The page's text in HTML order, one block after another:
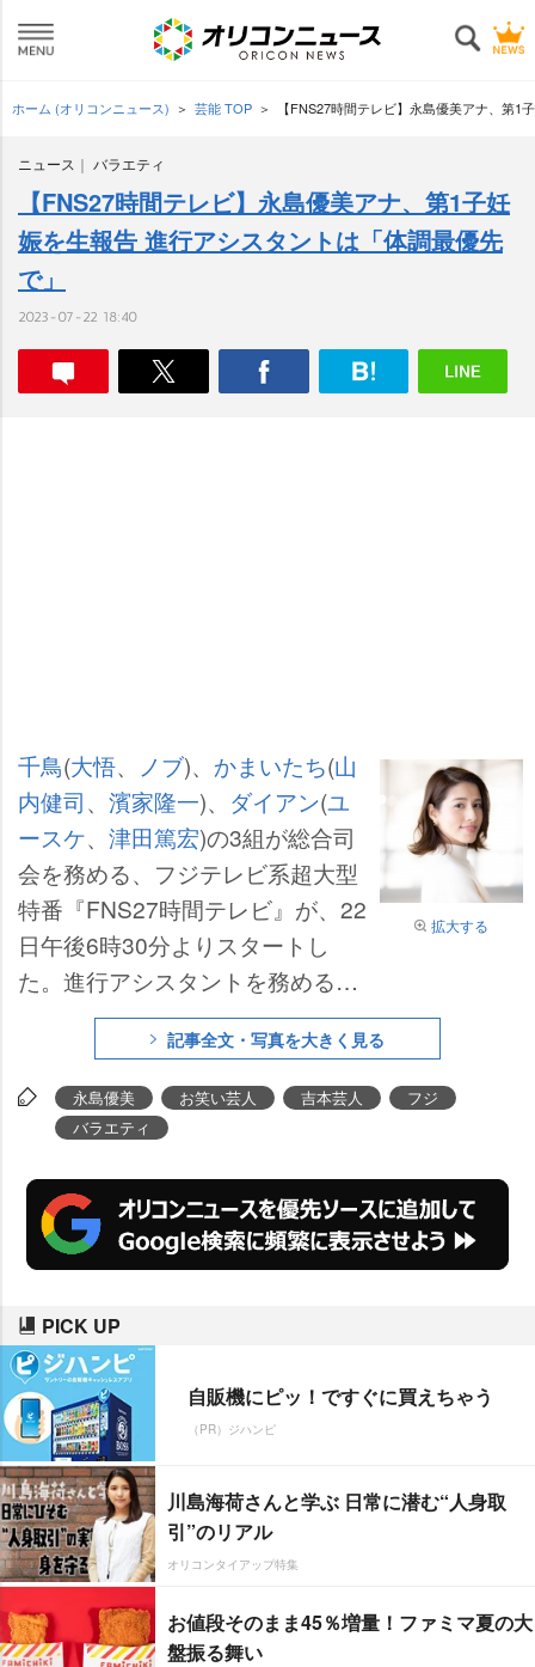
ホーム (オリコンニュース) 芸能 TOP 【FNS27時間テレビ】永島優美アナ、第1
ニュース バラエティ
【FNS27時間テレビ】永島優美アナ、第1子妊
娠を生報告 進行アシスタントは「体調最優先
で」
2023-07-22 18:40
拡大する
千鳥(大悟、 ノブ)、 かまいたち(山
内健司、 濱家隆一)、 ダイアン(ユ
ースケ、 津田篤宏)の3組が総合司
会を務める、フジテレビ系超大型
特番『FNS27時間テレビ』が、22
日午後6時30分よりスタートし
た。進行アシスタントを務める永
アナ(31)は、20日に第1子
の妊娠を発表していたが、生放送
で妊娠の祝福を受けた。
記事全文・写真を大きく見る
永島優美 お笑い芸人 吉本芸人
フジ
バラエティ
PICK UP
自販機にピッ！ですぐに買えちゃう
（PR）ジハンピ
川島海荷さんと学ぶ 日常に潜む“人身取
引”のリアル
オリコンタイアップ特集
お値段そのまま45％増量！ファミマ夏の大
盤振る舞い